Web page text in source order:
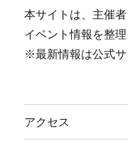
本サイトは、主催
イベント情報を整
※最新情報は公式サ
アクセス